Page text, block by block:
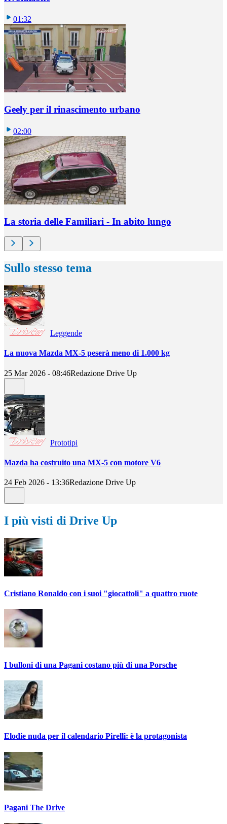
01:32
Geely per il rinascimento urbano
02:00
La storia delle Familiari - In abito lungo
Sullo stesso tema
Leggende
La nuova Mazda MX-5 peserà meno di 1.000 kg
25 Mar 2026 - 08:46Redazione Drive Up
Prototipi
Mazda ha costruito una MX-5 con motore V6
24 Feb 2026 - 13:36Redazione Drive Up
I più visti di Drive Up
Cristiano Ronaldo con i suoi "giocattoli" a quattro ruote
I bulloni di una Pagani costano più di una Porsche
Elodie nuda per il calendario Pirelli: è la protagonista
Pagani The Drive